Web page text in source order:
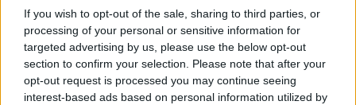
If you wish to opt-out of the sale, sharing to third parties, or
processing of your personal or sensitive information for
targeted advertising by us, please use the below opt-out
section to confirm your selection. Please note that after your
opt-out request is processed you may continue seeing
interest-based ads based on personal information utilized by